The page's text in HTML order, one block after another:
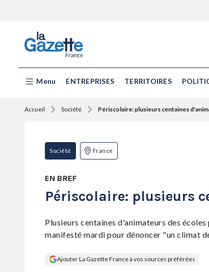
Menu ENTREPRISES TERRITOIRES
Accueil Société Périscolaire: plusieurs centaines
Société France
EN BREF
Périscolaire: plusieurs
Plusieurs centaines d'animateurs des
manifesté mardi pour dénoncer "un climat
Ajouter La Gazette France à vos sources préférées